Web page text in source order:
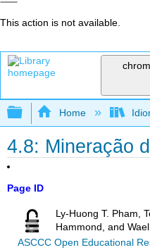
This action is not available.
Expand/collapse
Home
4.8: Mineração
Page ID
Ly-Huong T. Pham,
Hammond, and
ASCCC Open Educational